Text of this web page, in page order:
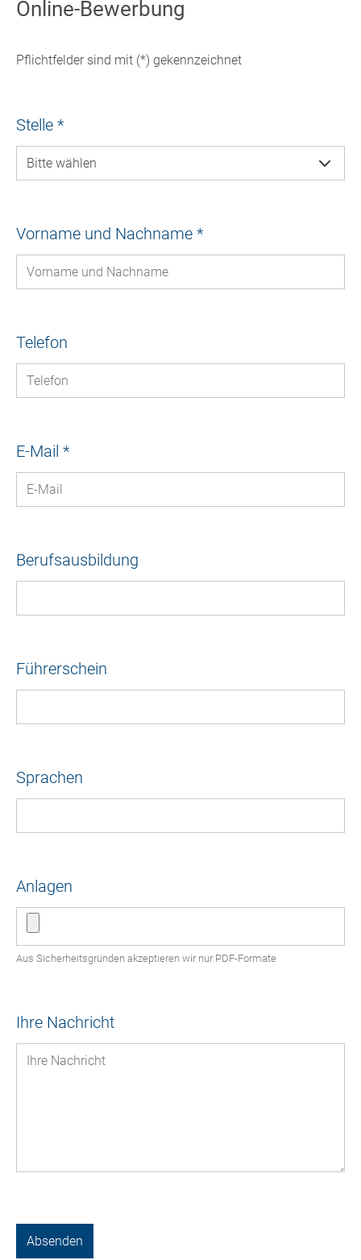
Online-Bewerbung
Pflichtfelder sind mit (*) gekennzeichnet
Stelle *
Vorname und Nachname *
Telefon
E-Mail *
Berufsausbildung
Führerschein
Sprachen
Anlagen
Aus Sicherheitsgründen akzeptieren wir nur PDF-Formate
Ihre Nachricht
Absenden